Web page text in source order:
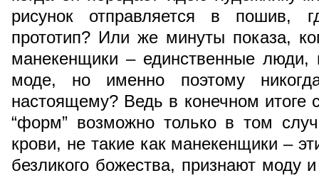
рисунок отправляется в пошив,
прототип? Или же минуты показа,
манекенщики – единственные люди,
моде, но именно поэтому
настоящему? Ведь в конечном итоге
“форм” возможно только в том
крови, не такие как манекенщики –
безликого божества, признают моду